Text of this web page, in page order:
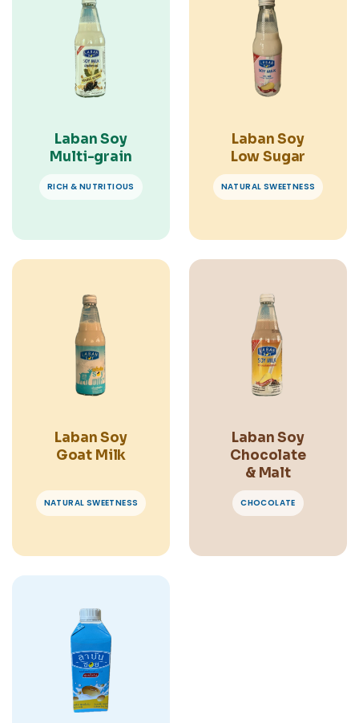
Laban Soy
Multi-grain
RICH & NUTRITIOUS
Laban Soy
Low Sugar
NATURAL SWEETNESS
Laban Soy
Goat Milk
NATURAL SWEETNESS
Laban Soy
Chocolate
& Malt
CHOCOLATE